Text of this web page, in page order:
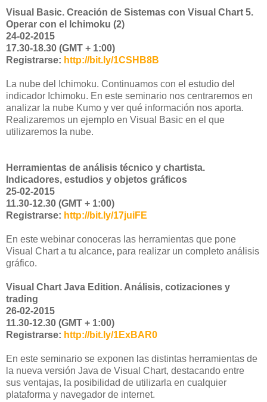
Visual Basic. Creación de Sistemas con Visual Chart 5.
Operar con el Ichimoku (2)
24-02-2015
17.30-18.30 (GMT + 1:00)
Registrarse: http://bit.ly/1CSHB8B
La nube del Ichimoku. Continuamos con el estudio del
indicador Ichimoku. En este seminario nos centraremos en
analizar la nube Kumo y ver qué información nos aporta.
Realizaremos un ejemplo en Visual Basic en el que
utilizaremos la nube.
Herramientas de análisis técnico y chartista.
Indicadores, estudios y objetos gráficos
25-02-2015
11.30-12.30 (GMT + 1:00)
Registrarse: http://bit.ly/17juiFE
En este webinar conoceras las herramientas que pone
Visual Chart a tu alcance, para realizar un completo análisis
gráfico.
Visual Chart Java Edition. Análisis, cotizaciones y
trading
26-02-2015
11.30-12.30 (GMT + 1:00)
Registrarse: http://bit.ly/1ExBAR0
En este seminario se exponen las distintas herramientas de
la nueva versión Java de Visual Chart, destacando entre
sus ventajas, la posibilidad de utilizarla en cualquier
plataforma y navegador de internet.